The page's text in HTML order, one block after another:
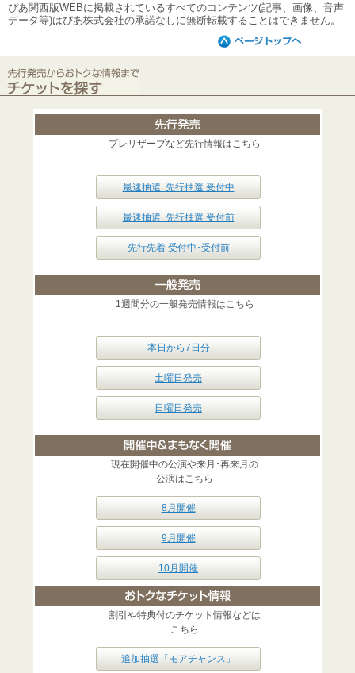
ぴあ関西版WEBに掲載されているすべてのコンテンツ(記事、画像、音声
データ等)はぴあ株式会社の承諾なしに無断転載することはできません。
プレリザーブなど先行情報はこちら
最速抽選･先行抽選 受付中
最速抽選･先行抽選 受付前
先行先着 受付中･受付前
1週間分の一般発売情報はこちら
本日から7日分
土曜日発売
日曜日発売
現在開催中の公演や来月･再来月の
公演はこちら
8月開催
9月開催
10月開催
割引や特典付のチケット情報などは
こちら
追加抽選「モアチャンス」